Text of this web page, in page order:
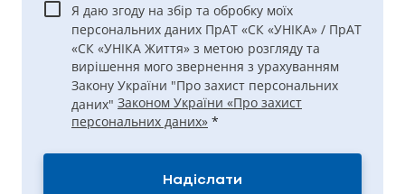
Я даю згоду на збір та обробку моїх
персональних даних ПрАТ «СК «УНІКА» / ПрАТ
«СК «УНІКА Життя» з метою розгляду та
вирішення мого звернення з урахуванням
Закону України "Про захист персональних
даних" Законом України «Про захист
персональних даних» *
Надіслати